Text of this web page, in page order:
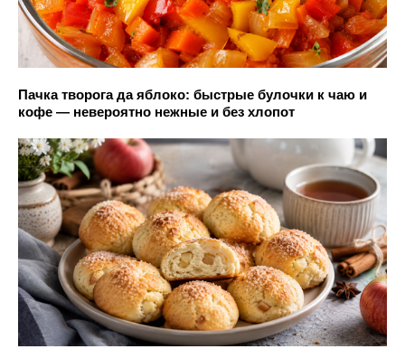
Пачка творога да яблоко: быстрые булочки к чаю и
кофе — невероятно нежные и без хлопот